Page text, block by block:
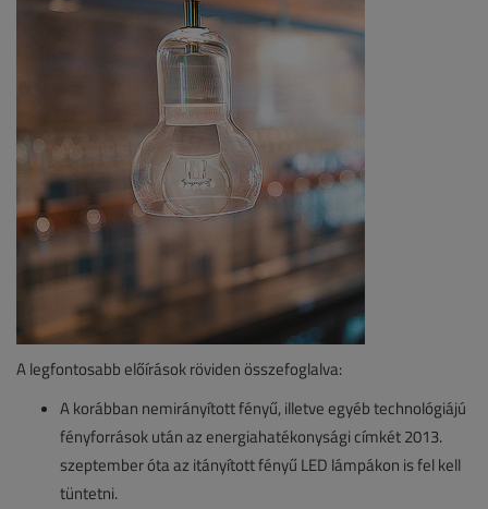
A legfontosabb előírások röviden összefoglalva:
A korábban nemirányított fényű, illetve egyéb technológiájú
fényforrások után az energiahatékonysági címkét 2013.
szeptember óta az itányított fényű LED lámpákon is fel kell
tüntetni.